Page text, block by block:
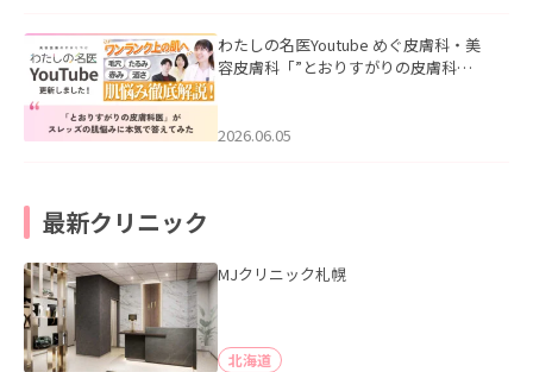
わたしの名医Youtube めぐ皮膚科・美
容皮膚科「”とおりすがりの皮膚科
2026.06.05
最新クリニック
MJクリニック札幌
北海道